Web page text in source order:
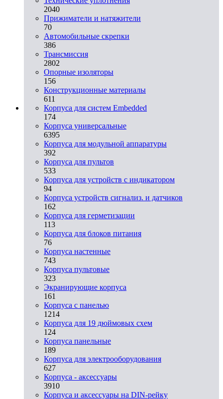
2040
Прижиматели и натяжители
70
Автомобильные скрепки
386
Трансмиссия
2802
Опорные изоляторы
156
Конструкционные материалы
611
Корпуса для систем Embedded
174
Корпуса универсальные
6395
Корпуса для модульной аппаратуры
392
Корпуса для пультов
533
Корпуса для устройств с индикатором
94
Корпуса устройств сигнализ. и датчиков
162
Корпуса для герметизации
113
Корпуса для блоков питания
76
Корпуса настенные
743
Корпуса пультовые
323
Экранирующие корпуса
161
Корпуса с панелью
1214
Корпуса для 19 дюймовых схем
124
Корпуса панельные
189
Корпуса для электрооборудования
627
Корпуса - аксессуары
3910
Корпуса и аксессуары на DIN-рейку